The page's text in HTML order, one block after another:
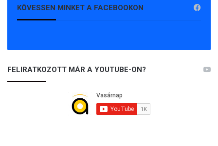
KÖVESSEN MINKET A FACEBOOKON
FELIRATKOZOTT MÁR A YOUTUBE-ON?